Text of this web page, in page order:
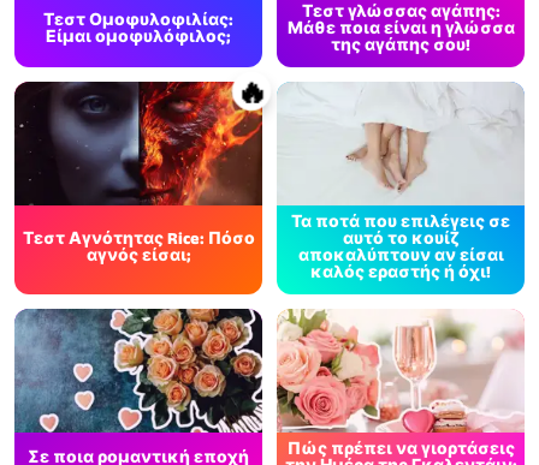
Τεστ Ομοφυλοφιλίας:
Είμαι ομοφυλόφιλος;
Τεστ γλώσσας αγάπης:
Μάθε ποια είναι η γλώσσα
της αγάπης σου!
Τεστ Αγνότητας Rice: Πόσο
αγνός είσαι;
🔥
Τα ποτά που επιλέγεις σε
αυτό το κουίζ
αποκαλύπτουν αν είσαι
καλός εραστής ή όχι!
Σε ποια ρομαντική εποχή
Πώς πρέπει να γιορτάσεις